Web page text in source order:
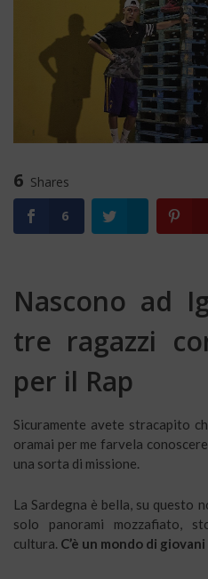
6 Shares
6
Nascono ad
tre ragazzi
per il Rap
Sicuramente avete stracapito
oramai per me farvela
una sorta di missione.
La Sardegna è bella, su questo
solo panorami mozzafiato,
cultura. C’è un mondo di